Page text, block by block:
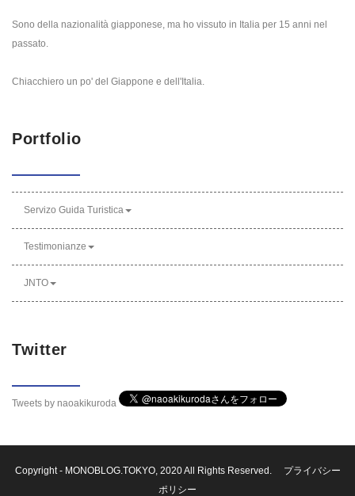
Sono della nazionalità giapponese, ma ho vissuto in Italia per 15 anni nel
passato.
Chiacchiero un po' del Giappone e dell'Italia.
Portfolio
Servizo Guida Turistica
Testimonianze
JNTO
Twitter
Tweets by naoakikuroda
Copyright - MONOBLOG.TOKYO, 2020 All Rights Reserved.
プライバシー
ポリシー